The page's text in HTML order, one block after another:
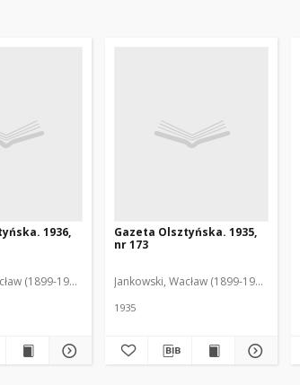
1936,
(1899-1975). Red.
Gazeta Olsztyńska. 1935,
nr 173
Jankowski, Wacław (1899-1975). Red.
1935